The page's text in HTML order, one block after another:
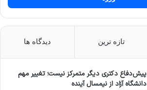
تازه ترین دیدگاه ها
پیش‌دفاع دکتری دیگر متمرکز نیست؛ تغییر مهم
دانشگاه آزاد از نیمسال آینده